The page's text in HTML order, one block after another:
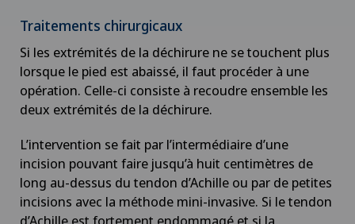
Chirurgie de la colonne vertébrale/du rachis
Chirurgie de la hanche
Chirurgie de la main
Chirurgie de la rétine
Traitements chirurgicaux
Si les extrémités de la déchirure ne se touchent plus
lorsque le pied est abaissé, il faut procéder à une
opération. Celle-ci consiste à recoudre ensemble les
deux extrémités de la déchirure.
L’intervention se fait par l’intermédiaire d’une
incision pouvant faire jusqu’à huit centimètres de
long au-dessus du tendon d’Achille ou par de petites
incisions avec la méthode mini-invasive. Si le tendon